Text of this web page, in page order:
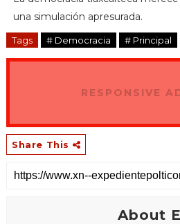
una simulación apresurada.
Tags # Democracia # Principal
RESPONSIVE
Share This
About